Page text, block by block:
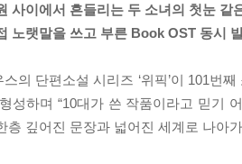
사이에서 흔들리는 두 소녀의 첫눈 같
노랫말을 쓰고 부른 Book OST 동시
스의 단편소설 시리즈 ‘위픽’이 101번
성하며 “10대가 쓴 작품이라고 믿기
층 깊어진 문장과 넓어진 세계로 나아